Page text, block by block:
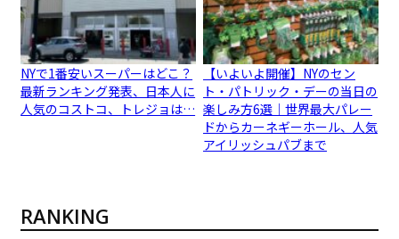
NYで1番安いスーパーはどこ？
最新ランキング発表、日本人に
人気のコストコ、トレジョは…
【いよいよ開催】NYのセン
ト・パトリック・デーの当日の
楽しみ方6選｜世界最大パレー
ドからカーネギーホール、人気
アイリッシュパブまで
RANKING